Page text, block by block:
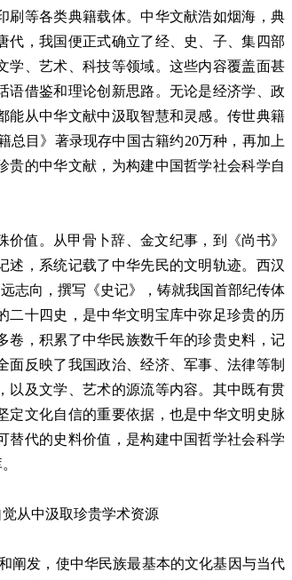
刷等各类典籍载体。中华文献浩如烟海，典
代，我国便正式确立了经、史、子、集四部
学、艺术、科技等领域。这些内容覆盖面甚
语借鉴和理论创新思路。无论是经济学、政
能从中华文献中汲取智慧和灵感。传世典籍
总目》著录现存中国古籍约20万种，再加上
的中华文献，为构建中国哲学社会科学自
值。从甲骨卜辞、金文纪事，到《尚书》
述，系统记载了中华先民的文明轨迹。西汉
志向，撰写《史记》，铸就我国首部纪传体
二十四史，是中华文明宝库中弥足珍贵的历
卷，积累了中华民族数千年的珍贵史料，记
反映了我国政治、经济、军事、法律等制
以及文学、艺术的源流等内容。其中既有贯
定文化自信的重要依据，也是中华文明史脉
替代的史料价值，是构建中国哲学社会科学
从中汲取珍贵学术资源
阐发，使中华民族最基本的文化基因与当代